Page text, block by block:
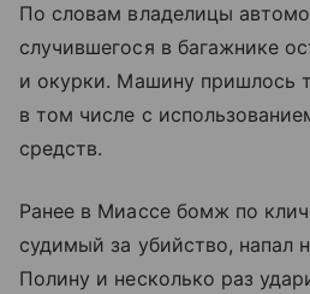
По словам владелицы
случившегося в багажнике
и окурки. Машину пришлось
в том числе с
средств.
Ранее в Миассе бомж по
судимый за убийство, напал
Полину и несколько раз